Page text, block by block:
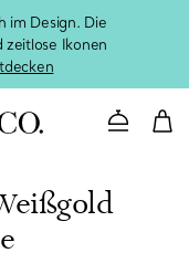
im Design. Die
zeitlose Ikonen